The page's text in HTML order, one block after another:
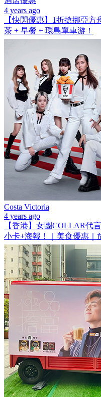
4 years ago
【快閃優惠】1折搶挪亞
茶 + 早餐 + 環島單車游！
Costa Victoria
4 years ago
【香港】女團COLLAR代
小卡+海報！｜美食優惠｜